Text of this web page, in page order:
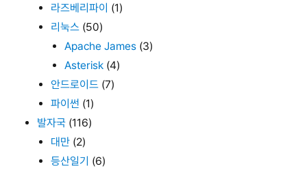
라즈베리파이 (1)
리눅스 (50)
Apache James (3)
Asterisk (4)
안드로이드 (7)
파이썬 (1)
발자국 (116)
대만 (2)
등산일기 (6)